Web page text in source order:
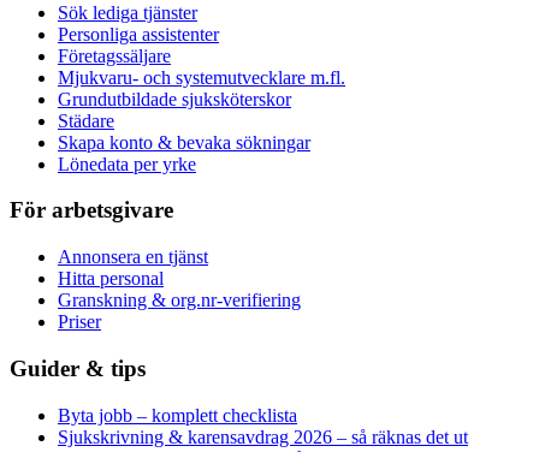
Sök lediga tjänster
Personliga assistenter
Företagssäljare
Mjukvaru- och systemutvecklare m.fl.
Grundutbildade sjuksköterskor
Städare
Skapa konto & bevaka sökningar
Lönedata per yrke
För arbetsgivare
Annonsera en tjänst
Hitta personal
Granskning & org.nr-verifiering
Priser
Guider & tips
Byta jobb – komplett checklista
Sjukskrivning & karensavdrag 2026 – så räknas det ut